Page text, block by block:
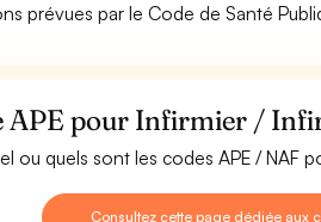
prévues par le Code de Santé
APE pour Infirmier /
ou quels sont les codes APE / NAF
Consultez cette page dédiée aux